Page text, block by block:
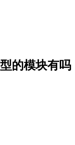
的模块有吗